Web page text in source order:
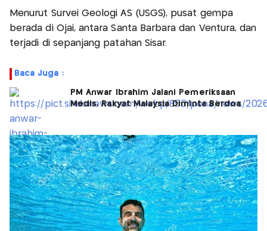
Menurut Survei Geologi AS (USGS), pusat gempa
berada di Ojai, antara Santa Barbara dan Ventura, dan
terjadi di sepanjang patahan Sisar.
Baca Juga :
PM Anwar Ibrahim Jalani Pemeriksaan
Medis, Rakyat Malaysia Diminta Berdoa